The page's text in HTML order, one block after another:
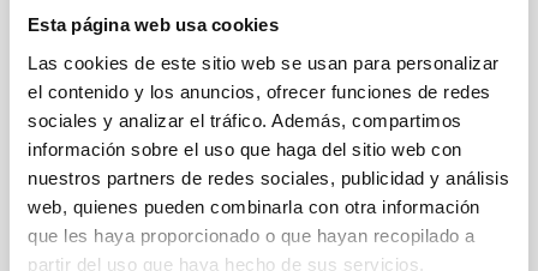
Esta página web usa cookies
Las cookies de este sitio web se usan para personalizar
el contenido y los anuncios, ofrecer funciones de redes
sociales y analizar el tráfico. Además, compartimos
información sobre el uso que haga del sitio web con
nuestros partners de redes sociales, publicidad y análisis
web, quienes pueden combinarla con otra información
que les haya proporcionado o que hayan recopilado a
partir del uso que haya hecho de sus servicios.
La Caixa para el programa internacional de
Becas de Doctorado
El objeto es la adhesión de la Fundación CajaCanarias
al convenio de colaboración de fecha 23 de enero de
2013 con la finalidad de colaborar conjuntamente en
el desarrollo del “Programa Internacional
In-force date 07/29/2015- 12/31/2016